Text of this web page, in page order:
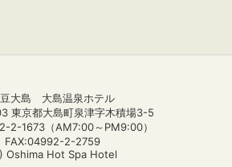
大島 大島温泉ホテル
東京都大島町泉津字木積場3-5
2-1673（AM7:00～PM9:00）
FAX:04992-2-2759
Oshima Hot Spa Hotel